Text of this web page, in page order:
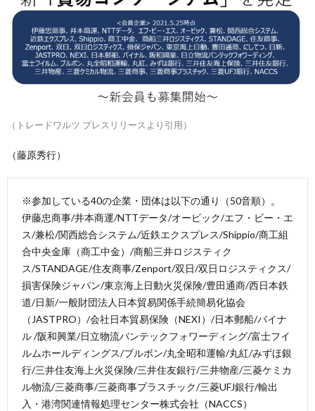
（トレードワルツ プレスリリースより引用）
（藤原秀行）
※参加している40の企業・団体は以下の通り（50音順）。
伊藤忠商事/井本商運/NTTデータ/オービック/エフ・ビー・エ
ス/兼松/関西総合システム/近鉄エクスプレス/Shippio/商工組
合中央金庫（商工中金）/商船三井ロジスティク
ス/STANDAGE/住友商事/Zenport/双日/双日ロジスティクス/
損害保険ジャパン/東京海上日動火災保険/豊田通商/西日本鉄
道/日新/一般財団法人日本貿易関係手続簡易化協会
（JASTPRO）/会社日本貿易保険（NEXI）/日本郵船/バイナ
ル /阪和興業/日立物流バンテックフォワーディング/富士フイ
ルムホールディングス/ブルボン/丸全昭和運輸/丸紅/みずほ銀
行/三井住友海上火災保険/三井住友銀行/三井物産/三菱ケミカ
ル物流/三菱商事/三菱商事プラスチック/三菱UFJ銀行/輸出
入・港湾関連情報処理センター株式会社（NACCS）